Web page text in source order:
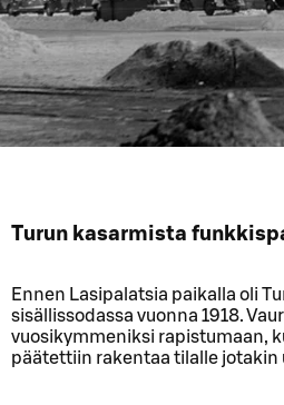
Turun kasarmista
Ennen Lasipalatsia paikalla oli
sisällissodassa vuonna 1918.
vuosikymmeniksi rapistumaan,
päätettiin rakentaa tilalle jotakin